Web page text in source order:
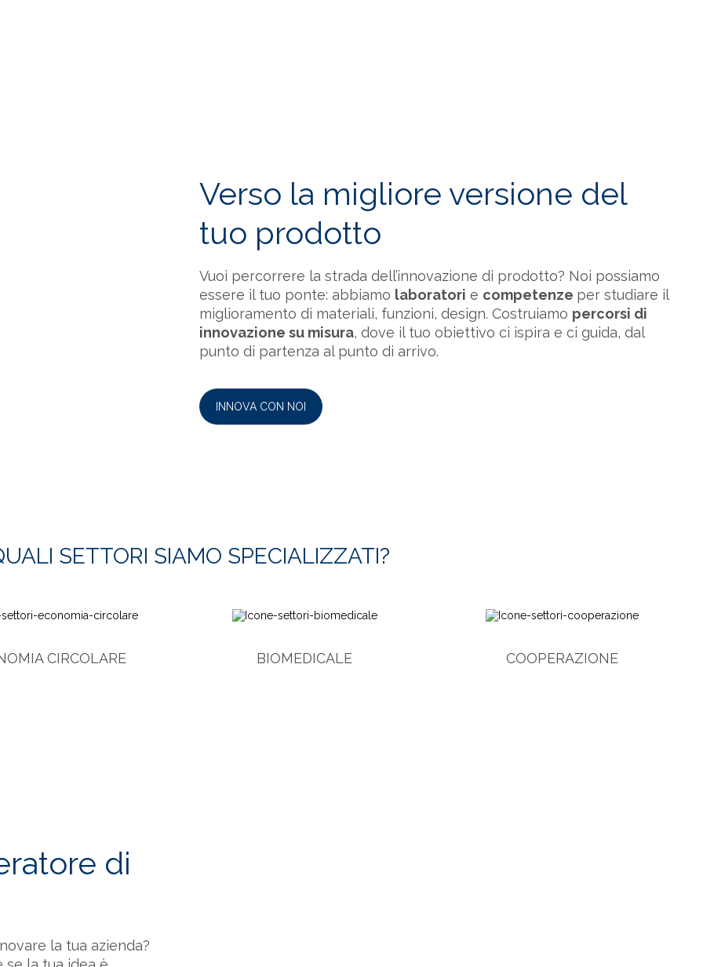
Verso la migliore versione del
tuo prodotto
Vuoi percorrere la strada dell’innovazione di prodotto? Noi possiamo
essere il tuo ponte: abbiamo laboratori e competenze per studiare il
miglioramento di materiali, funzioni, design. Costruiamo percorsi di
innovazione su misura, dove il tuo obiettivo ci ispira e ci guida, dal
punto di partenza al punto di arrivo.
INNOVA CON NOI
SETTORI SIAMO SPECIALIZZATI?
CIRCOLARE BIOMEDICALE COOPERAZIONE
di
la tua azienda?